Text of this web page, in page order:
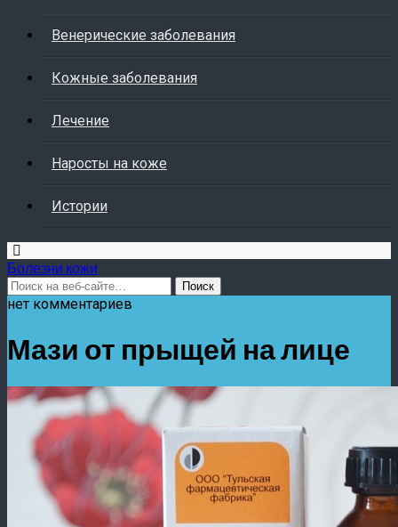
Венерические заболевания
Кожные заболевания
Лечение
Наросты на коже
Истории
Болезни кожи
нет комментариев
Мази от прыщей на лице